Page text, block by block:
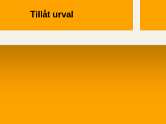
Tillåt urval